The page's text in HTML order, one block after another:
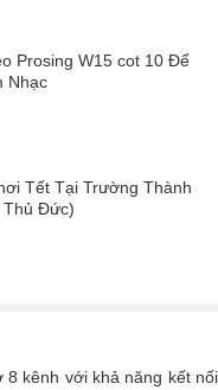
Prosing W15 cot 10 Để
Nhạc
Tết Tại Trường Thành
Thủ Đức)
8 kênh với khả năng kết nối